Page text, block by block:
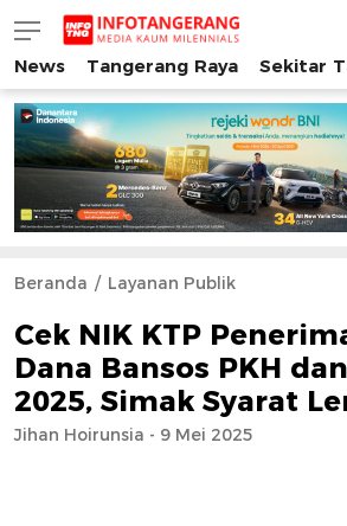
INFO TANGERANG
Media Kaum Millenials
News Tangerang Raya Sekitar
Beranda Layanan Publik
Cek NIK KTP
Dana Bansos PKH
2025, Simak Syarat
Jihan Hoirunsia - 9 Mei 2025